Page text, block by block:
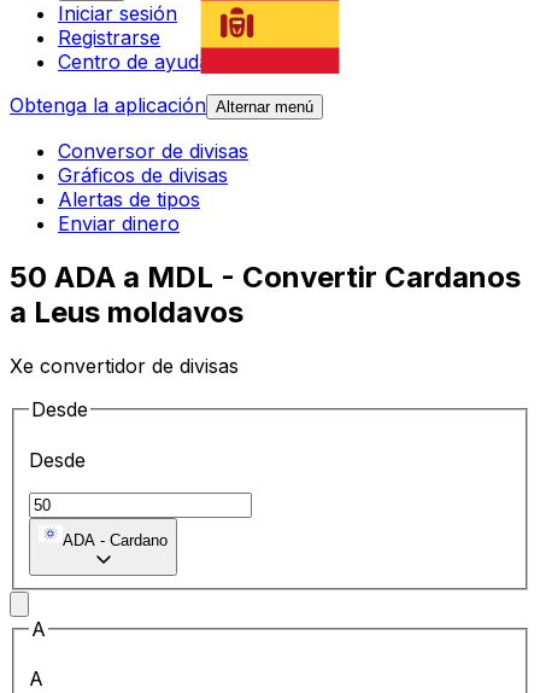
Iniciar sesión
Registrarse
Centro de ayuda
Obtenga la aplicación Alternar menú
Conversor de divisas
Gráficos de divisas
Alertas de tipos
Enviar dinero
50 ADA a MDL - Convertir Cardanos
a Leus moldavos
Xe convertidor de divisas
Desde
Desde
ADA - Cardano
A
A